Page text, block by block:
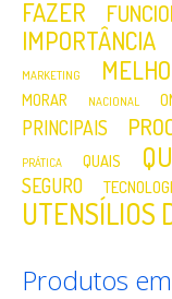
FAZER
IMPORTÂNCIA
MARKETING
MORAR NACIONAL
PRINCIPAIS
PRÁTICA QUAIS
SEGURO
UTENSÍLIOS
Produtos